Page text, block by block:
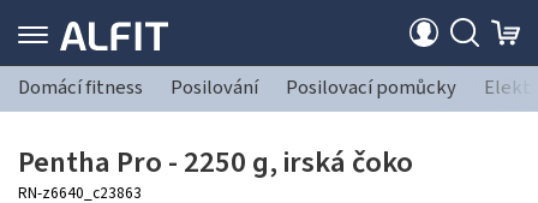
Domácí fitness Posilování Posilovací pomůcky
Pentha Pro - 2250 g, irská čoko
RN-z6640_c23863